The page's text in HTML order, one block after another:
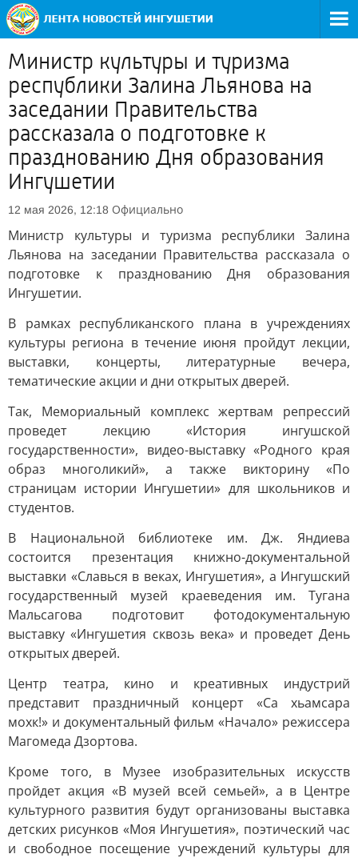
Министр культуры и туризма
республики Залина Льянова на
заседании Правительства
рассказала о подготовке к
празднованию Дня образования
Ингушетии
12 мая 2026, 12:18 Официально
Министр культуры и туризма республики Залина
Льянова на заседании Правительства рассказала о
подготовке к празднованию Дня образования
Ингушетии.
В рамках республиканского плана в учреждениях
культуры региона в течение июня пройдут лекции,
выставки, концерты, литературные вечера,
тематические акции и дни открытых дверей.
Так, Мемориальный комплекс жертвам репрессий
проведет лекцию «История ингушской
государственности», видео-выставку «Родного края
образ многоликий», а также викторину «По
страницам истории Ингушетии» для школьников и
студентов.
В Национальной библиотеке им. Дж. Яндиева
состоится презентация книжно-документальной
выставки «Славься в веках, Ингушетия», а Ингушский
государственный музей краеведения им. Тугана
Мальсагова подготовит фотодокументальную
выставку «Ингушетия сквозь века» и проведет День
открытых дверей.
Центр театра, кино и креативных индустрий
представит праздничный концерт «Са хьамсара
мохк!» и документальный фильм «Начало» режиссера
Магомеда Дзортова.
Кроме того, в Музее изобразительных искусств
пройдет акция «В музей всей семьей», а в Центре
культурного развития будут организованы выставка
детских рисунков «Моя Ингушетия», поэтический час
и свободное посещение учреждений культуры для